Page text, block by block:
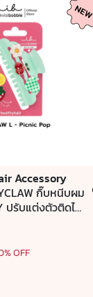
Accessory
กิ๊บหนีบผม
ปรับแต่งตัวติดได้
OFF